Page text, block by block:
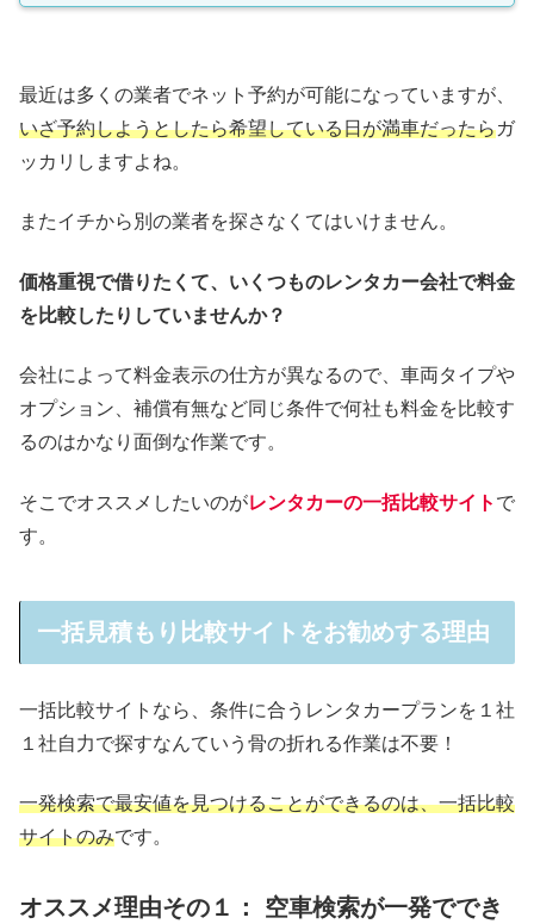
最近は多くの業者でネット予約が可能になっていますが、
いざ予約しようとしたら希望している日が満車だったらガ
ッカリしますよね。
またイチから別の業者を探さなくてはいけません。
価格重視で借りたくて、いくつものレンタカー会社で料金
を比較したりしていませんか？
会社によって料金表示の仕方が異なるので、車両タイプや
オプション、補償有無など同じ条件で何社も料金を比較す
るのはかなり面倒な作業です。
そこでオススメしたいのがレンタカーの一括比較サイト で
す。
一括見積もり比較サイトをお勧めする理由
一括比較サイトなら、条件に合うレンタカープランを１社
１社自力で探すなんていう骨の折れる作業は不要！
一発検索で最安値を見つけることができるのは、一括比較
サイトのみです。
オススメ理由その１： 空車検索が一発ででき